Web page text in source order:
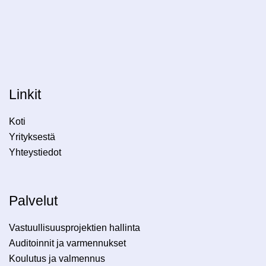
Linkit
Koti
Yrityksestä
Yhteystiedot
Palvelut
Vastuullisuusprojektien hallinta
Auditoinnit ja varmennukset
Koulutus ja valmennus